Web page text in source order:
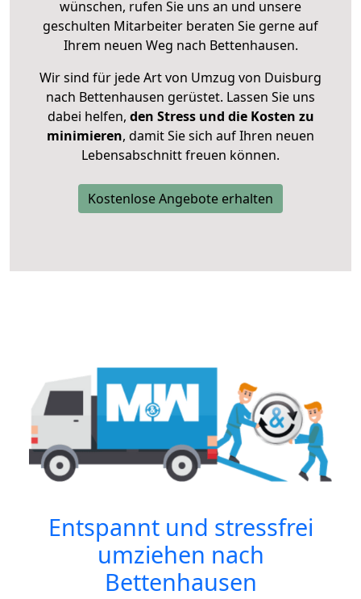
wünschen, rufen Sie uns an und unsere
geschulten Mitarbeiter beraten Sie gerne auf
Ihrem neuen Weg nach Bettenhausen.
Wir sind für jede Art von Umzug von Duisburg
nach Bettenhausen gerüstet. Lassen Sie uns
dabei helfen, den Stress und die Kosten zu
minimieren, damit Sie sich auf Ihren neuen
Lebensabschnitt freuen können.
Kostenlose Angebote erhalten
Entspannt und stressfrei
umziehen nach
Bettenhausen